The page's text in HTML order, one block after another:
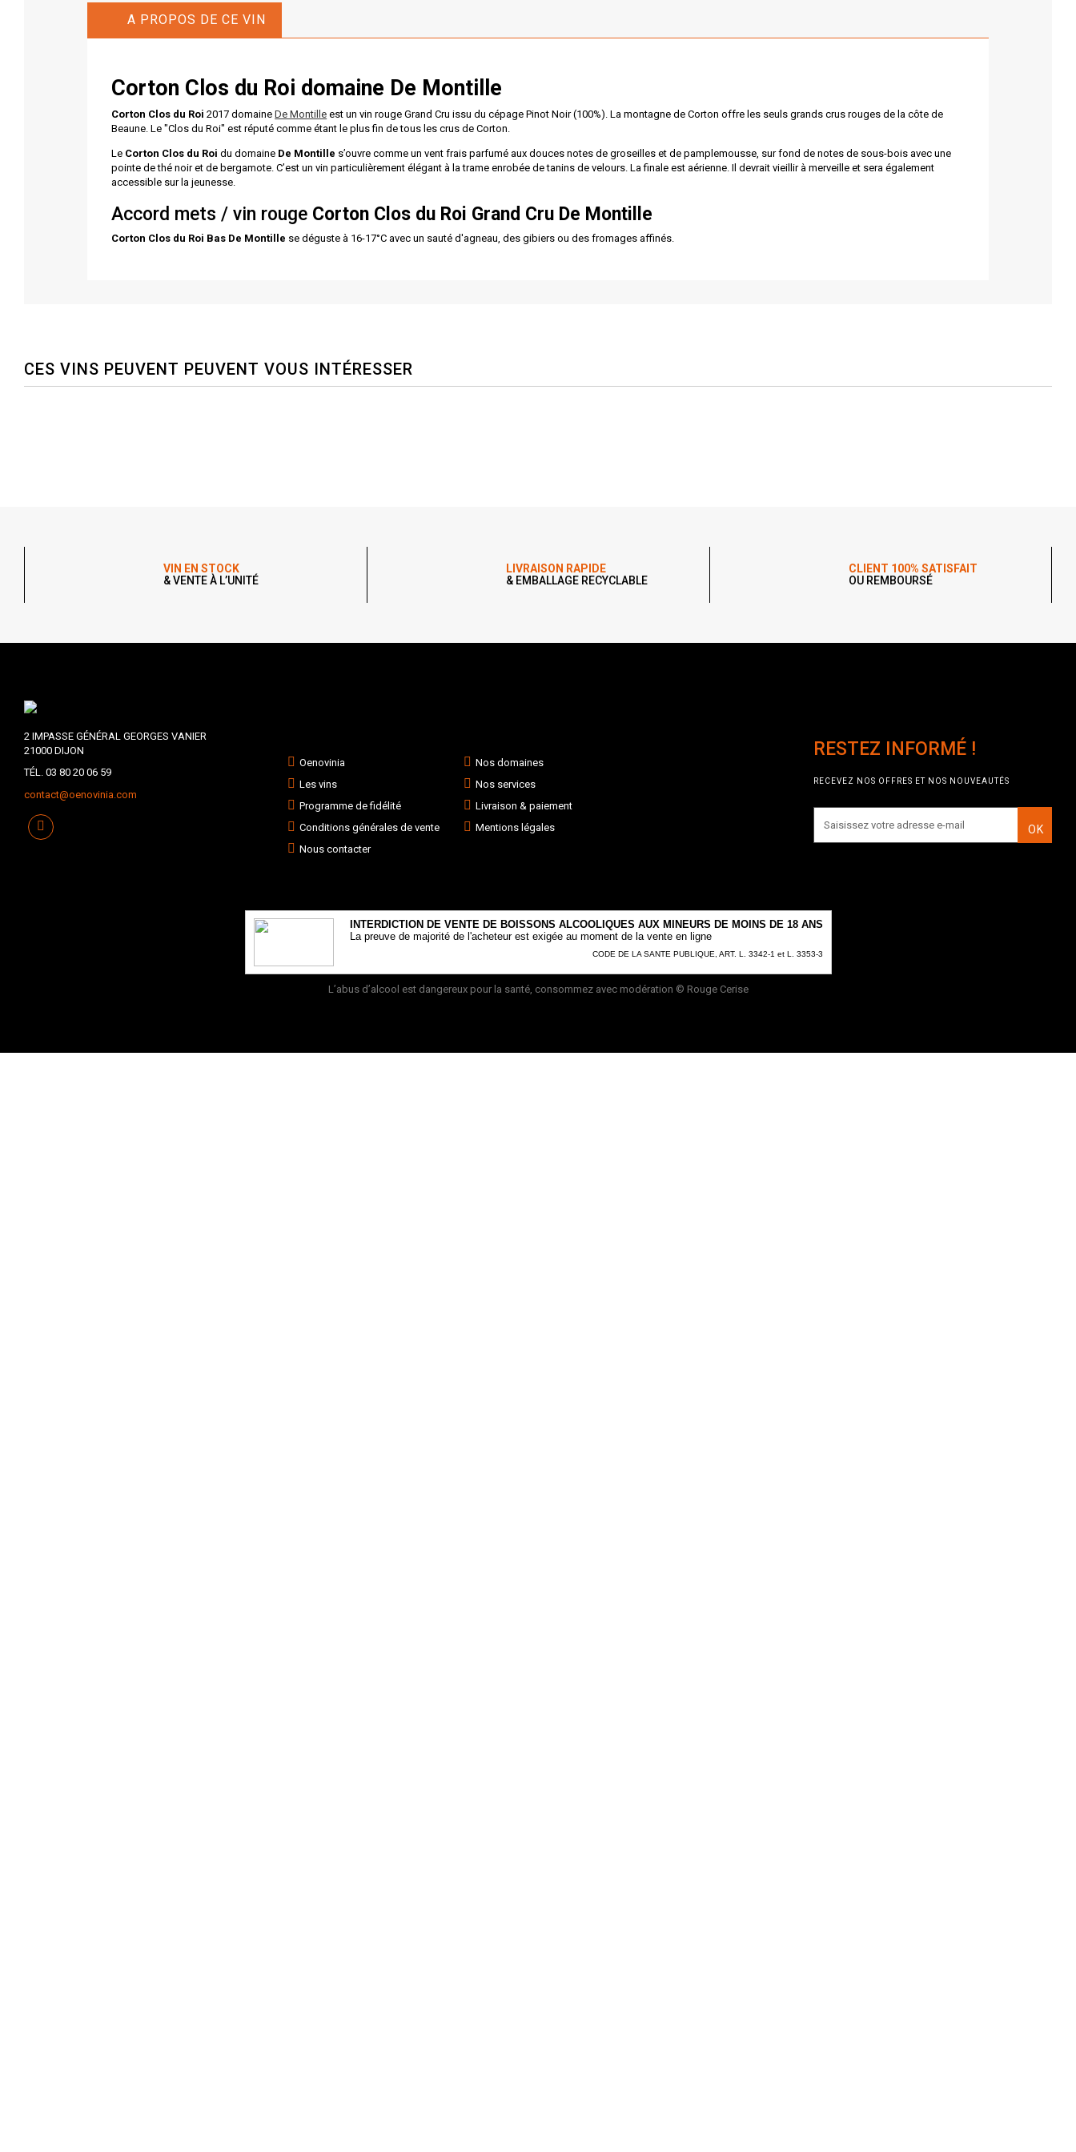
A PROPOS DE CE VIN
Corton Clos du Roi domaine De Montille
Corton Clos du Roi 2017 domaineDe Montille est un vin rouge Grand Cru issu du cépage Pinot Noir (100%). La montagne de Corton offre les seuls grands crus rouges de la côte de
Beaune. Le "Clos du Roi" est réputé comme étant le plus fin de tous les crus de Corton.
Le Corton Clos du Roi du domaine De Montille s’ouvre comme un vent frais parfumé aux douces notes de groseilles et de pamplemousse, sur fond de notes de sous-bois avec une
pointe de thé noir et de bergamote. C’est un vin particulièrement élégant à la trame enrobée de tanins de velours. La finale est aérienne. Il devrait vieillir à merveille et sera également
accessible sur la jeunesse.
Accord mets / vin rouge Corton Clos du Roi Grand Cru De Montille
Corton Clos du Roi Bas De Montille se déguste à 16-17°C avec un sauté d'agneau, des gibiers ou des fromages affinés.
CES VINS PEUVENT PEUVENT VOUS INTÉRESSER
VIN EN STOCK
& VENTE À L’UNITÉ
LIVRAISON RAPIDE
& EMBALLAGE RECYCLABLE
CLIENT 100% SATISFAIT
OU REMBOURSÉ
2 IMPASSE GÉNÉRAL GEORGES VANIER
21000 DIJON
TÉL. 03 80 20 06 59
contact@oenovinia.com
Oenovinia
Nos domaines
Les vins
Nos services
Programme de fidélité
Livraison & paiement
Conditions générales de vente
Mentions légales
Nous contacter
RESTEZ INFORMÉ !
RECEVEZ NOS OFFRES ET NOS NOUVEAUTÉS
OK
INTERDICTION DE VENTE DE BOISSONS ALCOOLIQUES AUX MINEURS DE MOINS DE 18 ANS
La preuve de majorité de l'acheteur est exigée au moment de la vente en ligne
CODE DE LA SANTE PUBLIQUE, ART. L. 3342-1 et L. 3353-3
L’abus d’alcool est dangereux pour la santé, consommez avec modération © Rouge Cerise